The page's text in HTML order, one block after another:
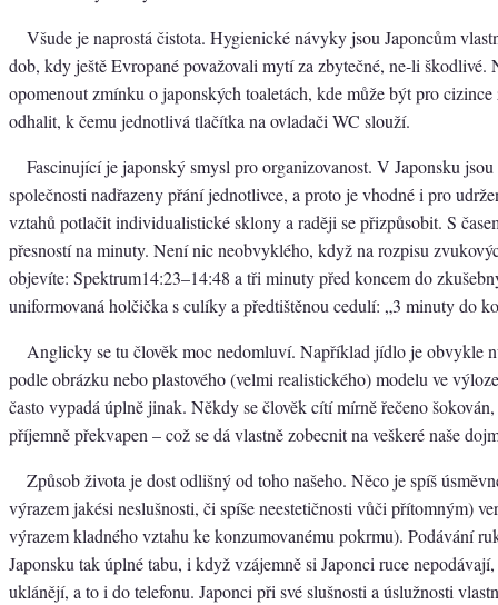
Všude je naprostá čistota. Hygienické návyky jsou Japoncům
dob, kdy ještě Evropané považovali mytí za zbytečné, ne-li škodlivé.
opomenout zmínku o japonských toaletách, kde může být pro cizince
odhalit, k čemu jednotlivá tlačítka na ovladači WC slouží.
Fascinující je japonský smysl pro organizovanost. V Japonsku
společnosti nadřazeny přání jednotlivce, a proto je vhodné i pro
vztahů potlačit individualistické sklony a raději se přizpůsobit. S
přesností na minuty. Není nic neobvyklého, když na rozpisu
objevíte: Spektrum14:23–14:48 a tři minuty před koncem do
uniformovaná holčička s culíky a předtištěnou cedulí: „3 minuty do
Anglicky se tu člověk moc nedomluví. Například jídlo je obvykle
podle obrázku nebo plastového (velmi realistického) modelu ve
často vypadá úplně jinak. Někdy se člověk cítí mírně řečeno
příjemně překvapen – což se dá vlastně zobecnit na veškeré naše
Způsob života je dost odlišný od toho našeho. Něco je spíš
výrazem jakési neslušnosti, či spíše neestetičnosti vůči přítomným)
výrazem kladného vztahu ke konzumovanému pokrmu). Podávání
Japonsku tak úplné tabu, i když vzájemně si Japonci ruce nepodávají,
uklánějí, a to i do telefonu. Japonci při své slušnosti a úslužnosti